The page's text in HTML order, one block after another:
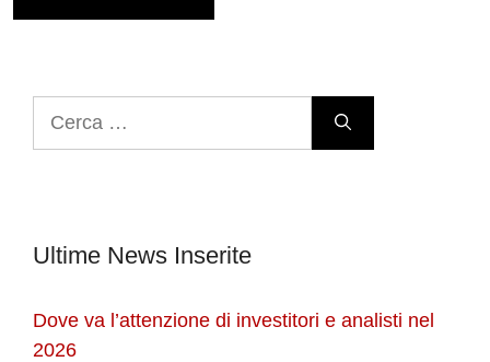
Ultime News Inserite
Dove va l’attenzione di investitori e analisti nel
2026